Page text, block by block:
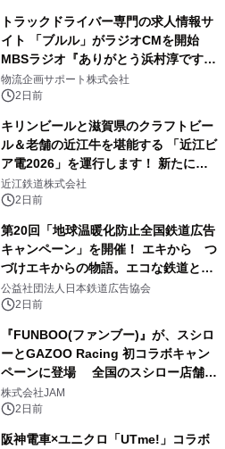
トラックドライバー専門の求人情報サ
イト 「ブルル」がラジオCMを開始
MBSラジオ『ありがとう浜村淳です』
にて8月1日(土)より
物流企画サポート株式会社
2日前
キリンビールと滋賀県のクラフトビー
ル＆老舗の近江牛を堪能する 「近江ビ
ア電2026」を運行します！ 新たに
「長濱浪漫ビール」が参加！キリン一
番搾り飲み放題が復活！
近江鉄道株式会社
2日前
第20回「地球温暖化防止全国鉄道広告
キャンペーン」を開催！ エキから つ
づけエキからの物語。エコな鉄道とと
もに。
公益社団法人日本鉄道広告協会
2日前
『FUNBOO(ファンブー)』が、スシロ
ーとGAZOO Racing 初コラボキャン
ペーンに登場 全国のスシロー店舗で
GR 4車種の FUNBOO(ミニカー)付き
メニューが展開されます
株式会社JAM
2日前
阪神電車×ユニクロ「UTme!」コラボ